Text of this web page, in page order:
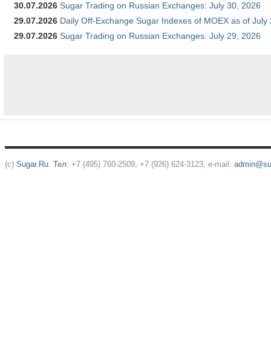
30.07.2026 Sugar Trading on Russian Exchanges: July 30, 2026
29.07.2026 Daily Off-Exchange Sugar Indexes of MOEX as of July
29.07.2026 Sugar Trading on Russian Exchanges: July 29, 2026
(c) Sugar.Ru. Тел: +7 (495) 760-2509, +7 (926) 624-3123, e-mail: